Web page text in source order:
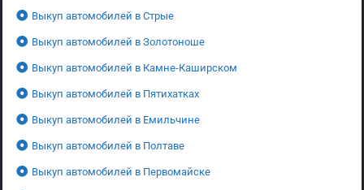
Выкуп автомобилей в Стрые
Выкуп автомобилей в Золотоноше
Выкуп автомобилей в Камне-Каширском
Выкуп автомобилей в Пятихатках
Выкуп автомобилей в Емильчине
Выкуп автомобилей в Полтаве
Выкуп автомобилей в Первомайске